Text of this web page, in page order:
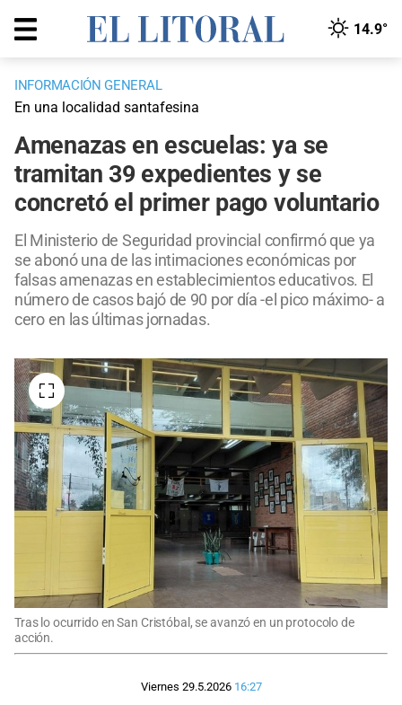
14.9°
INFORMACIÓN GENERAL
En una localidad santafesina
Amenazas en escuelas: ya se
tramitan 39 expedientes y se
concretó el primer pago voluntario
El Ministerio de Seguridad provincial confirmó que ya
se abonó una de las intimaciones económicas por
falsas amenazas en establecimientos educativos. El
número de casos bajó de 90 por día -el pico máximo- a
cero en las últimas jornadas.
Tras lo ocurrido en San Cristóbal, se avanzó en un protocolo de
acción.
Viernes 29.5.2026 16:27